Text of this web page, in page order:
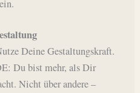
Deine Gestaltungskraft.
Du bist mehr, als Dir
Nicht über andere –